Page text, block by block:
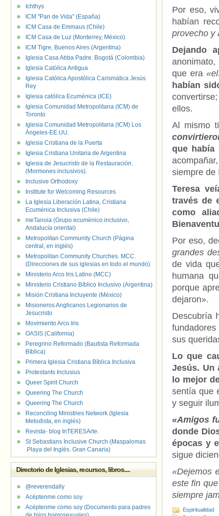
Por eso,
habían
provecho y
Dejando
que era
habían
ellos.
Al mismo
que había
siempre de
Teresa
través de
como
Por eso,
grandes
de vida
humana
porque
dejaron».
Descubría
sus
Lo que
Jesús. Un
lo mejor
sentía que
y seguir
«Amigos
donde
épocas y
sigue
«Dejemos
este fin
siempre
Espiritualidad
Ichthys
ICM "Pan de Vida" (España)
ICM Casa de Emmaus (Chile)
ICM Casa de Luz (Monterrey, México)
ICM Tigre, Buenos Aires (Argentina)
Iglesia Casa Abba Padre. Bogotá (Colombia)
Iglesia Católica Antigua
Iglesia Católica Apostólica Carismática Jesús
Rey
Iglesia católica Ecuménica (ICE)
Iglesia Comunidad Metropolitana (ICM) de
Toronto
Iglesia Comunidad Metropolitana (ICM) Los
Ángeles-EE.UU.
Iglesia Cristiana de la Puerta
Iglesia Cristiana Unitaria de Argentina
Iglesia de Jesucristo de la Restauración.
(Mormones inclusivos).
Inclusive Orthodoxy
Institute for Welcoming Resources
La Iglesia Liberación Latina, Cristiana
Ecuménica Inclusiva (Chile)
meTanoia (Grupo ecuménico inclusivo,
Andalucía oriental)
Metropolitan Community Church (Página
central, en inglés)
Metropolitan Community Churches. MCC.
(Direcciones de sus iglesias en todo el mundo)
Ministerio Arco Iris Latino (MCC)
Ministerio Cristiano Bíblico Inclusivo (Argentina)
Misión Cristiana Incluyente (México)
Misioneros Anglicanos Legionarios de
Jesucristo
Movimiento Arco Iris
OASIS (California)
Peregrino Reformado (Bautista Reformada
Bíblica)
Primera Iglesia Cristiana Bíblica Inclusiva
Protestants Inclusius
Queer Spirit Church
Queering The Church
Queering The Church
Reconciling Ministries Network (Iglesia
Metodista, en inglés)
Revista- blog InTERESArte.
St Sebastians Inclusive Church (Maspalomas
.Playa del Inglés. Gran Canaria)
Directorio de Iglesias, recursos, libros....
@reverendally
Acéptenme como soy
Acéptenme como soy (Documento para padres